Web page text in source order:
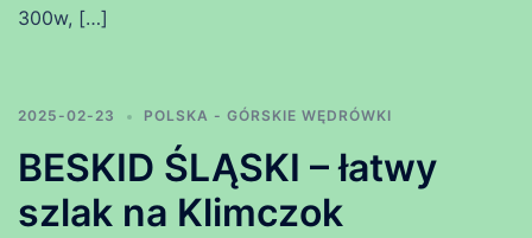
300w, […]
2025-02-23 POLSKA - GÓRSKIE WĘDRÓWKI
BESKID ŚLĄSKI – łatwy
szlak na Klimczok